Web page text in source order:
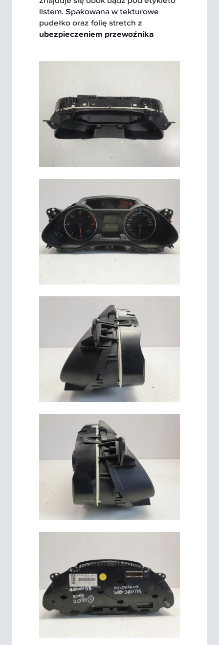
listem. Spakowana w tekturowe
pudełko oraz folię stretch z
ubezpieczeniem przewoźnika